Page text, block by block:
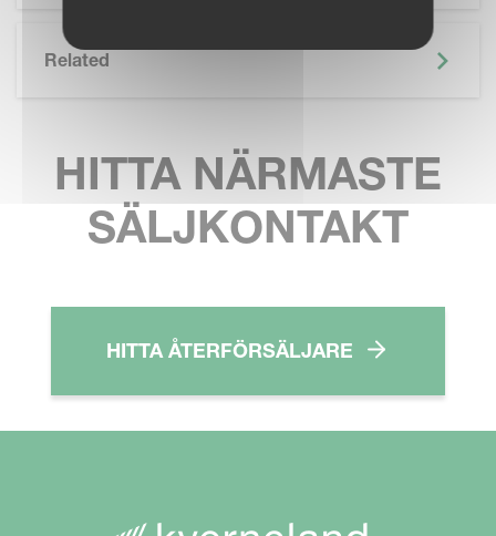
Related
HITTA NÄRMASTE
SÄLJKONTAKT
HITTA ÅTERFÖRSÄLJARE